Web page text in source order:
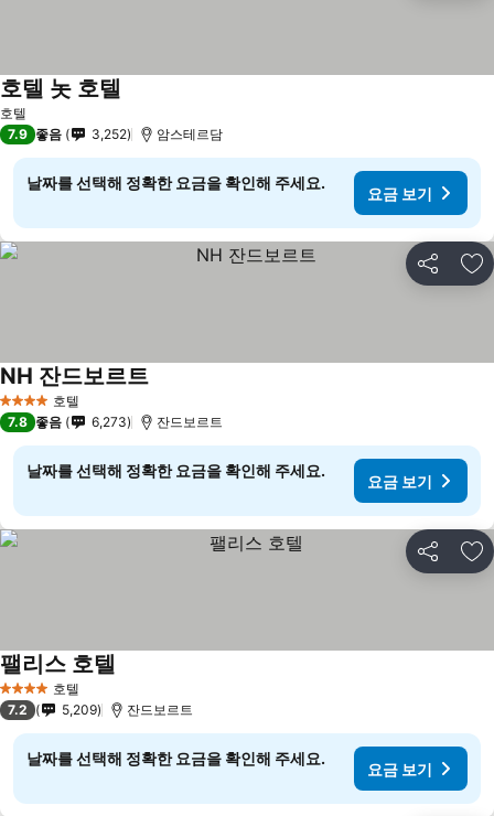
호텔
호텔 놋 호텔
7.9 좋음 3,252 암스테르담
날짜를 선택해 정확한 요금을 확인해 주세요.
요금 보기
공유 즐
4 성급 호텔
NH 잔드보르트
7.8 좋음 6,273 잔드보르트
날짜를 선택해 정확한 요금을 확인해 주세요.
요금 보기
공유 즐
4 성급 호텔
팰리스 호텔
7.2 5,209 잔드보르트
날짜를 선택해 정확한 요금을 확인해 주세요.
요금 보기